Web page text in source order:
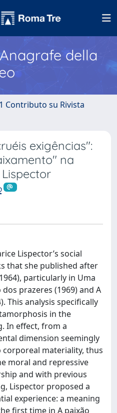
della
1 Contributo su Rivista
exigências":
na
Lispector’s social
that she published after
particularly in Uma
prazeres (1969) and A
This analysis specifically
in the
In effect, from a
dimension seemingly
corporeal materiality, thus
moral and repressive
and with previous
Lispector proposed a
experience: a meaning
first time in A paixão